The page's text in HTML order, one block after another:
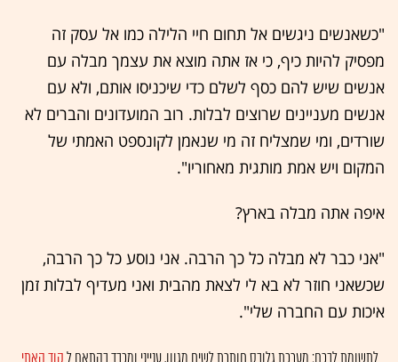
"כשאנשים ניגשים אל תחום חיי הלילה כמו אל עסק זה
מפסיק להיות כיף, כי אז אתה מוצא את עצמך מבלה עם
אנשים שיש להם כסף לשלם כדי שיכניסו אותם, ולא עם
אנשים מעניינים שרוצים לבלות. רוב המועדונים והברים לא
שורדים, ומי שמצליח זה מי שנאמן לקונספט האמתי של
המקום ויש אמת מותגית מאחוריו".
איפה אתה מבלה בארץ?
"אני כבר לא מבלה כל כך הרבה. אני נוסע כל כך הרבה,
שכשאני חוזר לא בא לי לצאת מהבית ואני מעדיף לבלות זמן
איכות עם החברה שלי".
לתשומת לבכם: מערכת גלובס חותרת לשיח מגוון, ענייני ומכבד בהתאם לקוד האתי